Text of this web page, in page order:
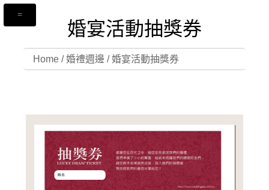
婚宴活動抽獎券
Home/婚禮週邊 /婚宴活動抽獎券